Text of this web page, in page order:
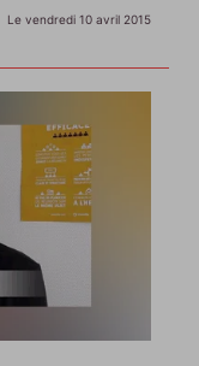
Le vendredi 10 avril 2015